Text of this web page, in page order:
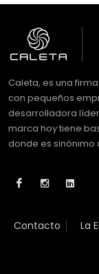
Caleta, es una
con pequeños
desarrolladora líder
marca hoy tiene
donde es sinónimo
Contacto La